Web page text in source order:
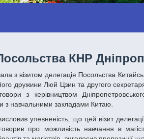
КНР
дружини Люй Цзин та другого
з керівництвом
з навчальними закладами Китаю.
про можливість навчання в